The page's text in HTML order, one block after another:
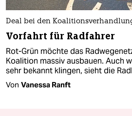
Deal bei den
Vorfahrt für Radfahrer
Rot-Grün möchte das
Koalition massiv ausbauen. Auch
sehr bekannt klingen, sieht die
Von Vanessa Ranft